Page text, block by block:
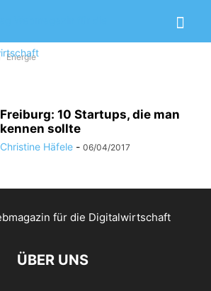
Energie
Freiburg: 10 Startups, die man
kennen sollte
Christine Häfele - 06/04/2017
ÜBER UNS